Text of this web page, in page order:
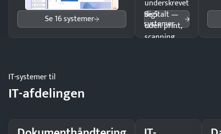
Se 16 systemer
underskrevet
digitalt —
uden print,
scanning
Se 5
systemer
IT-systemer til
IT-afdelingen